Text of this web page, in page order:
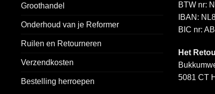
Groothandel
Onderhoud van je Reformer
Ruilen en Retourneren
Verzendkosten
Bestelling herroepen
BTW nr:
IBAN:
BIC nr:
Het
5081 CT